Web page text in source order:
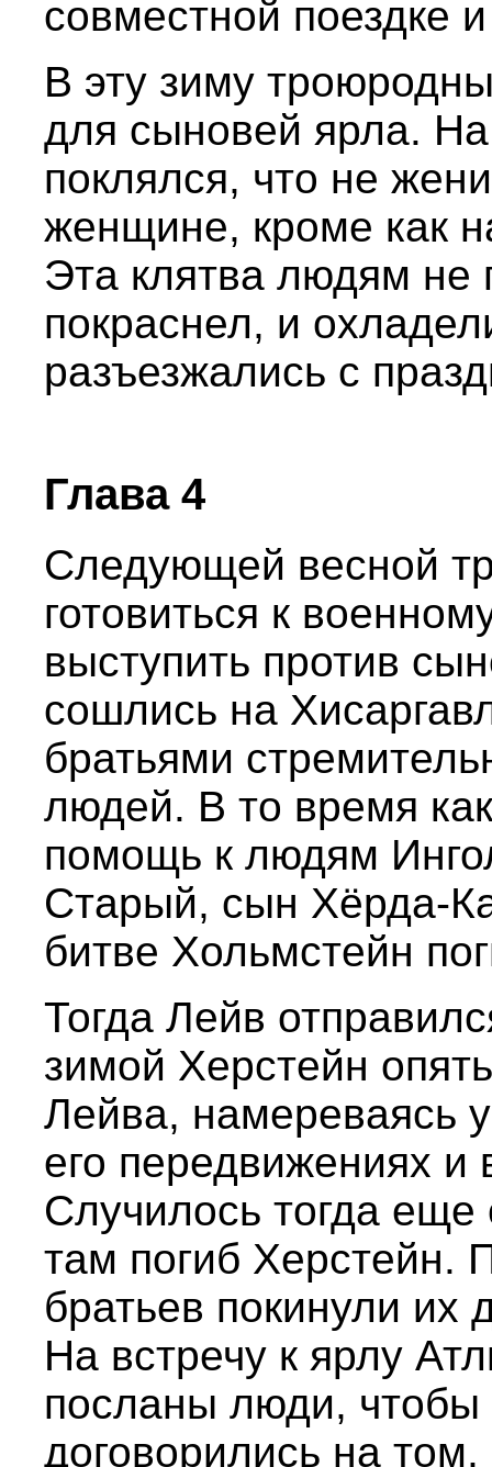
совместной поездке
В эту зиму
для сыновей ярла.
поклялся, что не
женщине, кроме как
Эта клятва людям не
покраснел, и
разъезжались с
Глава 4
Следующей весной
готовиться к
выступить против
сошлись на
братьями
людей. В то время
помощь к людям
Старый, сын Хёрда-
битве Хольмстейн
Тогда Лейв
зимой Херстейн
Лейва, намереваясь
его передвижениях и
Случилось тогда
там погиб Херстейн.
братьев покинули
На встречу к ярлу
посланы люди, чтобы
договорились на